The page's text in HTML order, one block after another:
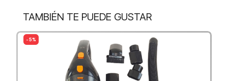
TAMBIÉN TE PUEDE GUSTAR
- 5%